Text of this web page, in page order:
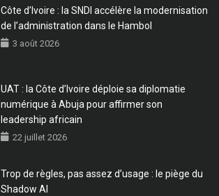
Côte d’Ivoire : la SNDI accélère la modernisation
de l’administration dans le Hambol
3 août 2026
UAT : la Côte d’Ivoire déploie sa diplomatie
numérique à Abuja pour affirmer son
leadership africain
22 juillet 2026
Trop de règles, pas assez d’usage : le piège du
Shadow AI